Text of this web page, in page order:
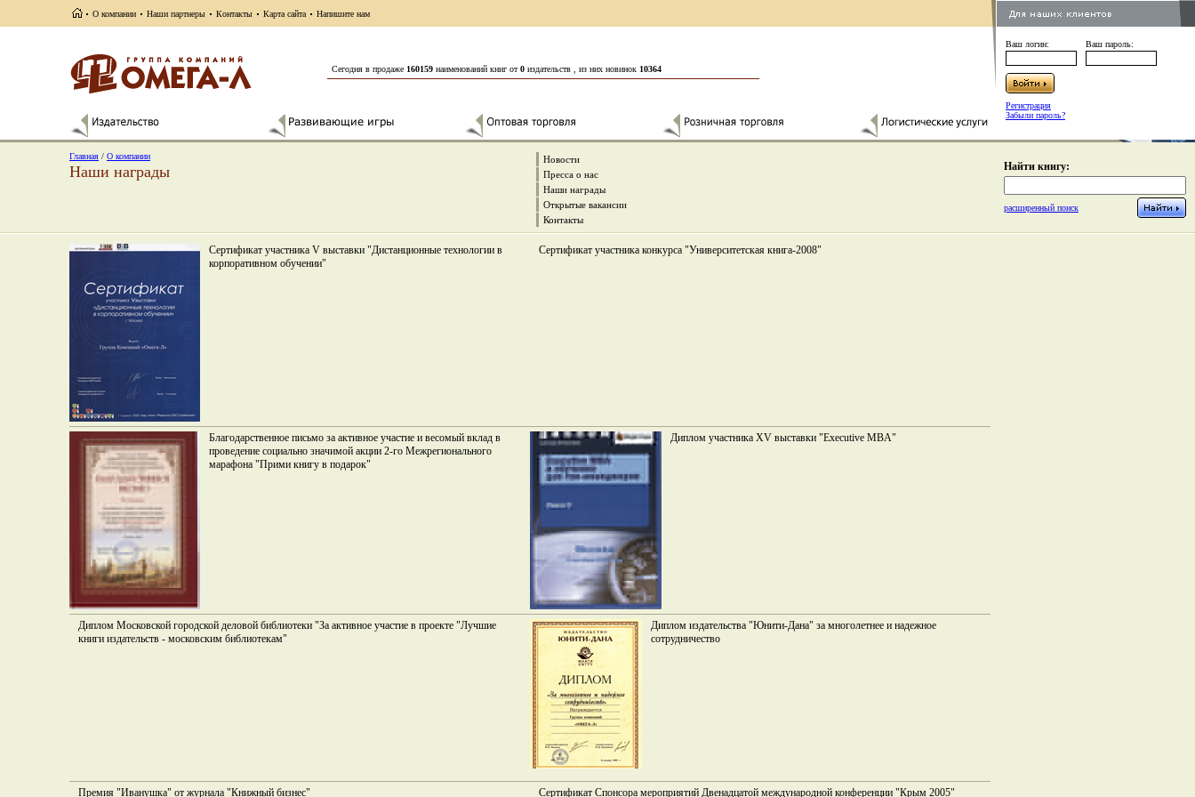
О компании Наши партнеры Контакты Карта сайта Напишите нам
Сегодня в продаже 160159 наименований книг от0 издательств , из них новинок 10364
Ваш логин: Ваш пароль:
Регистрация
Забыли пароль?
Главная / О компании
Наши награды
Новости
Пресса о нас
Наши награды
Открытые вакансии
Контакты
Найти книгу:
расширенный поиск
Сертификат участника V выставки "Дистанционные технологии в
корпоративном обучении"
Сертификат участника конкурса "Университетская книга-2008"
Благодарственное письмо за активное участие и весомый вклад в
проведение социально значимой акции 2-го Межрегионального
марафона "Прими книгу в подарок"
Диплом участника XV выставки "Executive MBA"
Диплом Московской городской деловой библиотеки "За активное участие в проекте "Лучшие
книги издательств - московским библиотекам"
Диплом издательства "Юнити-Дана" за многолетнее и надежное
сотрудничество
Премия "Иванушка" от журнала "Книжный бизнес" Сертификат Спонсора мероприятий Двенадцатой международной конференции "Крым 2005"